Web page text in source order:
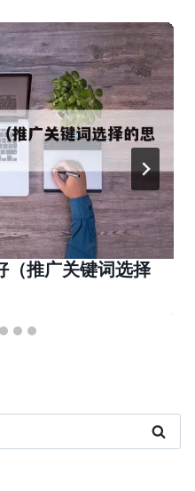
（推广关键词选择